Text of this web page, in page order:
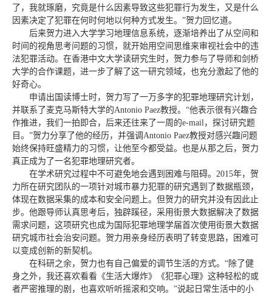
了，我就琢磨，究竟是什么因素导致这些犯罪行为发生，又是什么
因素决定了犯罪在何时何地以何种方式发生。”贺力回忆道。
后来贺力进入大学学习地理信息系统，逐渐培养出了从空间和
时间的视角思考问题的习惯，就开始用空间思维来审视社会中的违
法犯罪活动。在香港中文大学读研究生时，贺力参与了导师和剑桥
大学的合作课题，进一步了解了这一研究领域，也充分激起了他的
好奇心。
申请出国读博士时，贺力写了一万多字的犯罪地理研究计划，
并联系了麦克马斯特大学的Antonio Paez教授。“他表示很有兴趣合
作推进，我们一拍即合，后来还往来了一周的e-mail，探讨研究题
目。”贺力分享了他的经历，并强调Antonio Paez教授对感兴趣问题
始终保持旺盛精力的习惯，让他至今都受益。也是从那之后，贺力
真正成为了一名犯罪地理研究者。
在学术研究过程中不可避免地会遇到困难与阻碍。2015年，贺
力所在研究团队的一项针对城市暴力犯罪的研究遇到了数据瓶颈，
体现在数据采集的成本和安全问题上。但贺力的研究并没有因此止
步。他跟导师认真思考后，独辟蹊径，采用街景大数据解决了数据
需求问题，这项研究也成为国际犯罪地理学届首次使用街景大数据
研究城市社会治安问题。贺力用亲身经历表明了转变思路，困难可
以变成创新的新契机。
在科研之余，贺力也有自己偏爱的调节生活的方式。“除了健
身之外，我还喜欢看看《生活大爆炸》《犯罪心理》这种轻松的或
者严密推理的剧，也喜欢听听摇滚和交响。”说起日常生活中的小